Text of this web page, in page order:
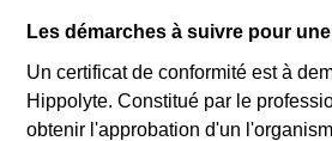
Les démarches à suivre pour
Un certificat de conformité est à
Hippolyte. Constitué par le
obtenir l'approbation d'un